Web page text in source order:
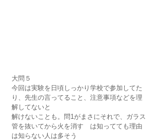
大問５
今回は実験を日頃しっかり学校で参加してた
り、先生の言ってること、注意事項などを理
解してないと
解けないことも。問1がまさにそれで、ガラス
管を抜いてから火を消す　は知ってても理由
は知らない人は多そう